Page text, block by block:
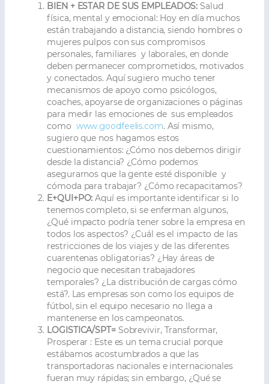
BIEN + ESTAR DE SUS EMPLEADOS: Salud
física, mental y emocional: Hoy en día muchos
están trabajando a distancia, siendo hombres o
mujeres pulpos con sus compromisos
personales, familiares y laborales, en donde
deben permanecer comprometidos, motivados
y conectados. Aquí sugiero mucho tener
mecanismos de apoyo como psicólogos,
coaches, apoyarse de organizaciones o páginas
para medir las emociones de sus empleados
como www.goodfeelis.com. Así mismo,
sugiero que nos hagamos estos
cuestionamientos: ¿Cómo nos debemos dirigir
desde la distancia? ¿Cómo podemos
asegurarnos que la gente esté disponible y
cómoda para trabajar? ¿Cómo recapacitamos?
E+QUI+PO: Aquí es importante identificar si lo
tenemos completo, si se enferman algunos,
¿Qué impacto podría tener sobre la empresa en
todos los aspectos? ¿Cuál es el impacto de las
restricciones de los viajes y de las diferentes
cuarentenas obligatorias? ¿Hay áreas de
negocio que necesitan trabajadores
temporales? ¿La distribución de cargas cómo
está?. Las empresas son como los equipos de
fútbol, sin el equipo necesario no llega a
mantenerse en los campeonatos.
LOGISTICA/SPT=Sobrevivir, Transformar,
Prosperar : Este es un tema crucial porque
estábamos acostumbrados a que las
transportadoras nacionales e internacionales
fueran muy rápidas; sin embargo, ¿Qué se